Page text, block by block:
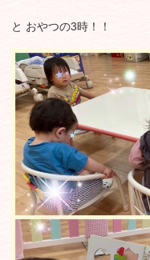
と おやつの3時！！